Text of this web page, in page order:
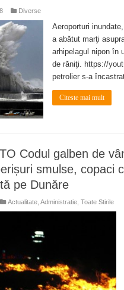
Diverse
Aeroporturi
a abătut marţi
arhipelagul nipon în
de răniţi. https://
petrolier s-a
Citeste mai mult
Codul galben de
smulse, copaci
pe Dunăre
Actualitate Administratie Toate Stirile